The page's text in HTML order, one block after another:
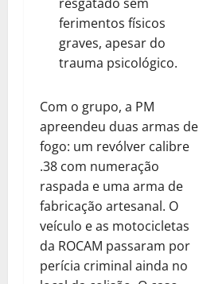
ferimentos físicos
graves, apesar do
trauma psicológico.
Com o grupo, a PM
apreendeu duas armas de
fogo: um revólver calibre
.38 com numeração
raspada e uma arma de
fabricação artesanal. O
veículo e as motocicletas
da ROCAM passaram por
perícia criminal ainda no